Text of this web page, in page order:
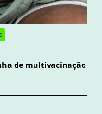
de multivacinação